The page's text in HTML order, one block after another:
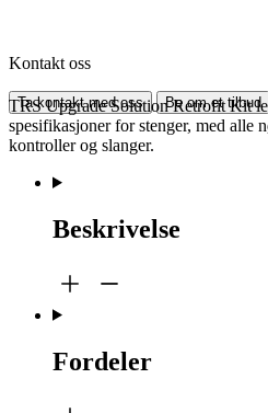
Kontakt oss
Ta kontakt med oss Be om et tilbud
TRS Upgrade Solution Retrofit Kit
spesifikasjoner for stenger, med alle
kontroller og slanger.
Beskrivelse
Fordeler